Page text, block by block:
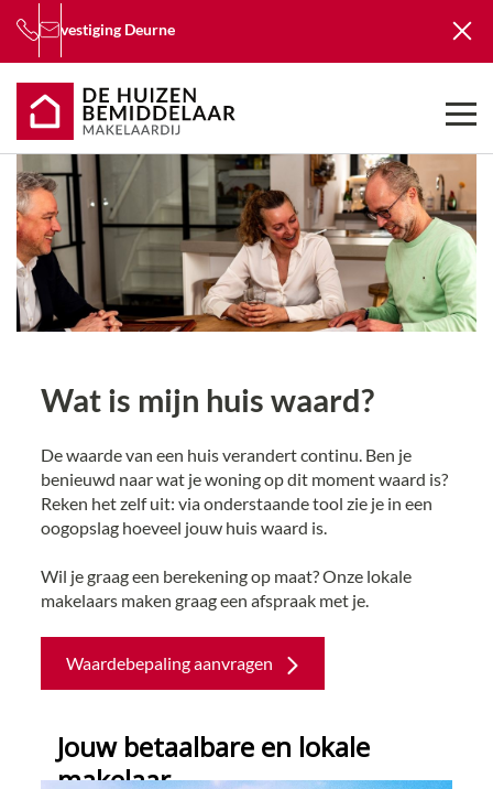
vestiging Deurne
Wat is mijn huis waard?
De waarde van een huis verandert continu. Ben je
benieuwd naar wat je woning op dit moment waard is?
Reken het zelf uit: via onderstaande tool zie je in een
oogopslag hoeveel jouw huis waard is.
Wil je graag een berekening op maat? Onze lokale
makelaars maken graag een afspraak met je.
Waardebepaling aanvragen